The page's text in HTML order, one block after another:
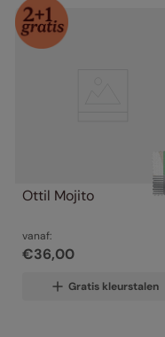
Ottil Mojito
vanaf:
€36,00
Gratis kleurstalen